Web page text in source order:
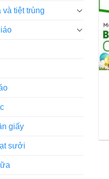
và tiệt trùng
giấy
sưởi